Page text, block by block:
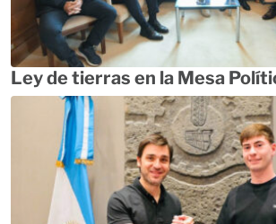
Ley de tierras en la Mesa